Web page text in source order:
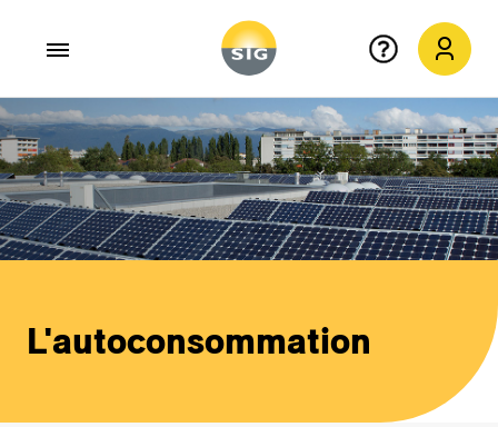
Aller au contenu principal
L'autoconsommation